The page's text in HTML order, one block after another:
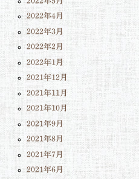
2022年4月
2022年3月
2022年2月
2022年1月
2021年12月
2021年11月
2021年10月
2021年9月
2021年8月
2021年7月
2021年6月